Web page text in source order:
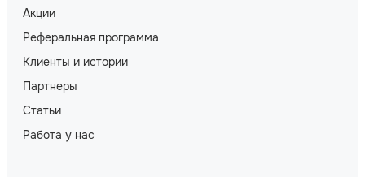
Акции
Реферальная программа
Клиенты и истории
Партнеры
Статьи
Работа у нас